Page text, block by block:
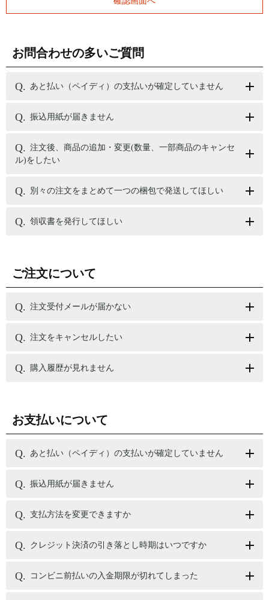
お問合わせの多いご質問
あと払い（ペイディ）の支払いが確定していません
振込用紙が届きません
注文後、商品の追加・変更(数量、一部商品のキャンセ
ル)をしたい
別々の注文をまとめて一つの梱包で発送してほしい
領収書を発行してほしい
ご注文について
注文受付メールが届かない
注文をキャンセルしたい
購入履歴が見れません
お支払いについて
あと払い（ペイディ）の支払いが確定していません
振込用紙が届きません
支払方法を変更できますか
クレジット決済の引き落とし時期はいつですか
コンビニ前払いの入金期限が切れてしまった